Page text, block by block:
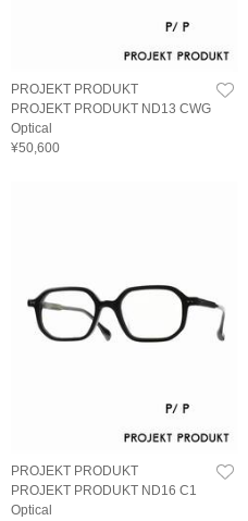
PROJEKT PRODUKT
PROJEKT PRODUKT ND13 CWG
Optical
¥50,600
PROJEKT PRODUKT
PROJEKT PRODUKT ND16 C1
Optical